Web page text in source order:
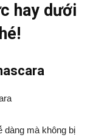
hay dưới
mà không bị